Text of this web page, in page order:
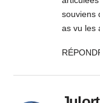
souviens
as vu les